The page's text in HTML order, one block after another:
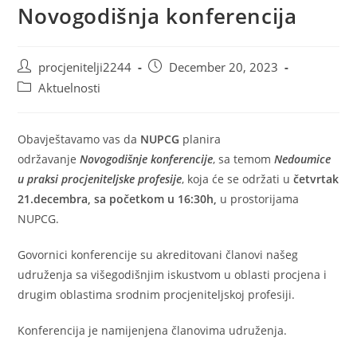
Novogodišnja konferencija
Post
author:
procjenitelji2244
PostDecember 20, 2023
PostAktuelnosti
Obavještavamo vas da NUPCG planira
održavanje Novogodišnje konferencije, sa temomNedoumice
u praksi procjeniteljske profesije, koja će se održati u četvrtak
21.decembra, sa početkom u 16:30h, u prostorijama
NUPCG.
Govornici konferencije su akreditovani članovi našeg
udruženja sa višegodišnjim iskustvom u oblasti procjena i
drugim oblastima srodnim procjeniteljskoj profesiji.
Konferencija je namijenjena članovima udruženja.